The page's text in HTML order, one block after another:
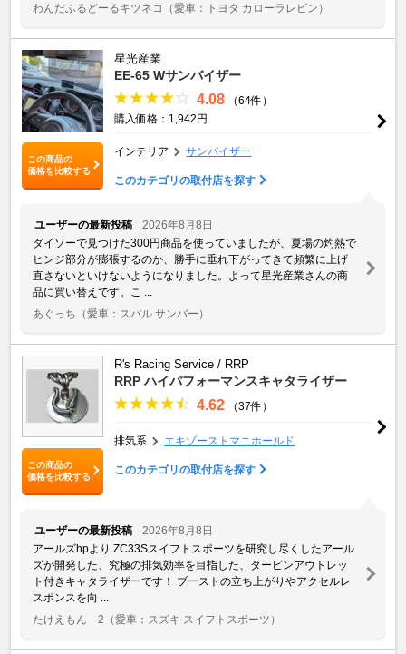
わんだふるどーるキツネコ
（愛車：トヨタ カローラレビン）
この商品の
価格を比較する
星光産業
EE-65 Wサンバイザー
4.08
（64件）
購入価格：1,942円
インテリア サンバイザー
このカテゴリの取付店を探す
ユーザーの最新投稿
2026年8月8日
ダイソーで見つけた300円商品を使っていましたが、夏場の灼熱で
ヒンジ部分が膨張するのか、勝手に垂れ下がってきて頻繁に上げ
直さないといけないようになりました。よって星光産業さんの商
品に買い替えです。こ ...
あぐっち （愛車：スバル サンバー）
この商品の
価格を比較する
R's Racing Service / RRP
RRP ハイパフォーマンスキャタライザー
4.62 （37件）
排気系 エキゾーストマニホールド
このカテゴリの取付店を探す
ユーザーの最新投稿
2026年8月8日
アールズhpより ZC33Sスイフトスポーツを研究し尽くしたアール
ズが開発した、究極の排気効率を目指した、タービンアウトレッ
ト付きキャタライザーです！ ブーストの立ち上がりやアクセルレ
スポンスを向 ...
たけえもん 2 （愛車：スズキ スイフトスポーツ）